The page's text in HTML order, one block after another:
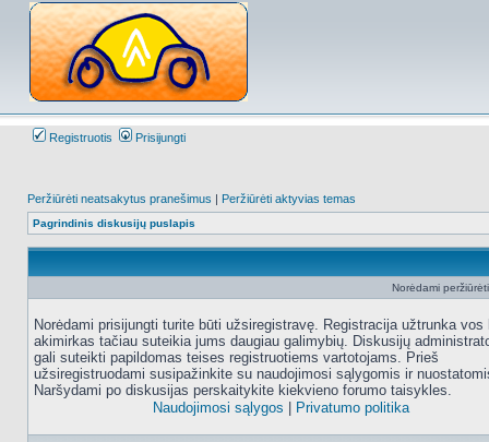
Registruotis Prisijungti
Peržiūrėti neatsakytus pranešimus | Peržiūrėti aktyvias temas
Pagrindinis diskusijų puslapis
Norėdami
Norėdami prisijungti turite būti užsiregistravę. Registracija užtrunka vos
akimirkas tačiau suteikia jums daugiau galimybių. Diskusijų
gali suteikti papildomas teises registruotiems vartotojams. Prieš
užsiregistruodami susipažinkite su naudojimosi sąlygomis ir
Naršydami po diskusijas perskaitykite kiekvieno forumo taisykles.
Naudojimosi sąlygos
Privatumo politika